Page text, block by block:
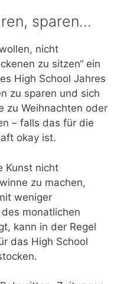
sparen…
nicht
zu sitzen“ ein
High School Jahres
zu sparen und sich
zu Weihnachten oder
– falls das für die
okay ist.
Kunst nicht
zu machen,
weniger
monatlichen
kann in der Regel
das High School